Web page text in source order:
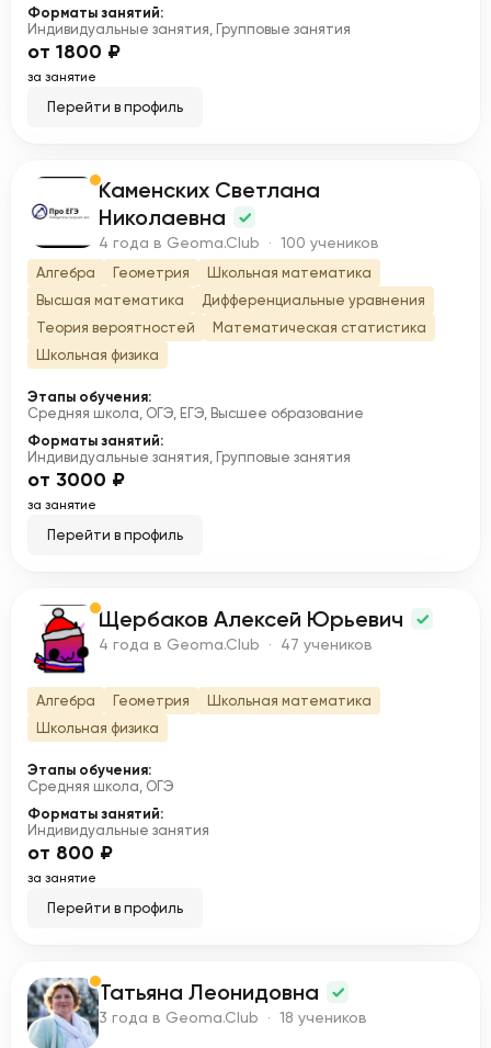
Форматы занятий:
Индивидуальные занятия, Групповые занятия
от 1800 ₽
за занятие
Перейти в профиль
К
Каменских Светлана
Николаевна
4 года в Geoma.Club · 100 учеников
Алгебра Геометрия
Школьная математика
Высшая математика
Дифференциальные уравнения
Теория вероятностей
Математическая статистика
Школьная физика
Этапы обучения:
Средняя школа, ОГЭ, ЕГЭ, Высшее образование
Форматы занятий:
Индивидуальные занятия, Групповые занятия
от 3000 ₽
за занятие
Перейти в профиль
Щ Щербаков Алексей Юрьевич
4 года в Geoma.Club · 47 учеников
Алгебра Геометрия
Школьная математика
Школьная физика
Этапы обучения:
Средняя школа, ОГЭ
Форматы занятий:
Индивидуальные занятия
от 800 ₽
за занятие
Перейти в профиль
Т Татьяна Леонидовна
3 года в Geoma.Club · 18 учеников